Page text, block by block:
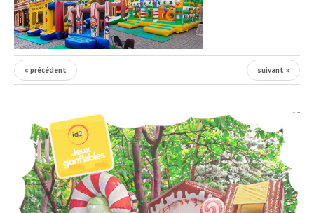
« précédent suivant »